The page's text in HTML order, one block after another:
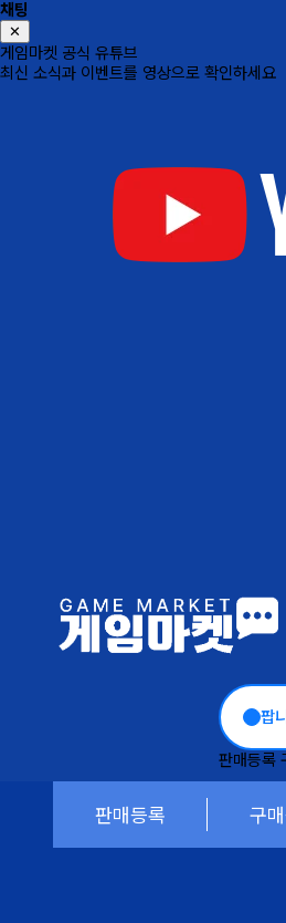
채팅
✕
게임마켓 공식 유튜브
최신 소식과 이벤트를 영상으로 확인하세요
팝
판매등록
판매등록 구